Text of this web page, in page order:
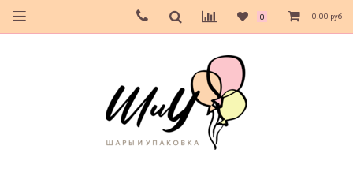
0 0.00 руб